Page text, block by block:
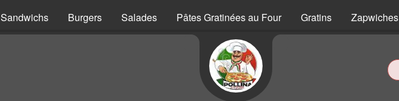
Sandwichs Burgers Salades Pâtes Gratinées au Four Gratins Zapwiches